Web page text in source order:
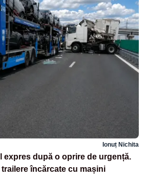
Ionuț Nichita
expres după o oprire de urgență.
încărcate cu mașini